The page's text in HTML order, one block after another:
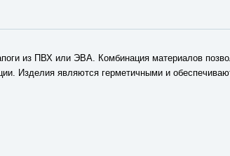
из ПВХ или ЭВА. Комбинация материалов
Изделия являются герметичными и